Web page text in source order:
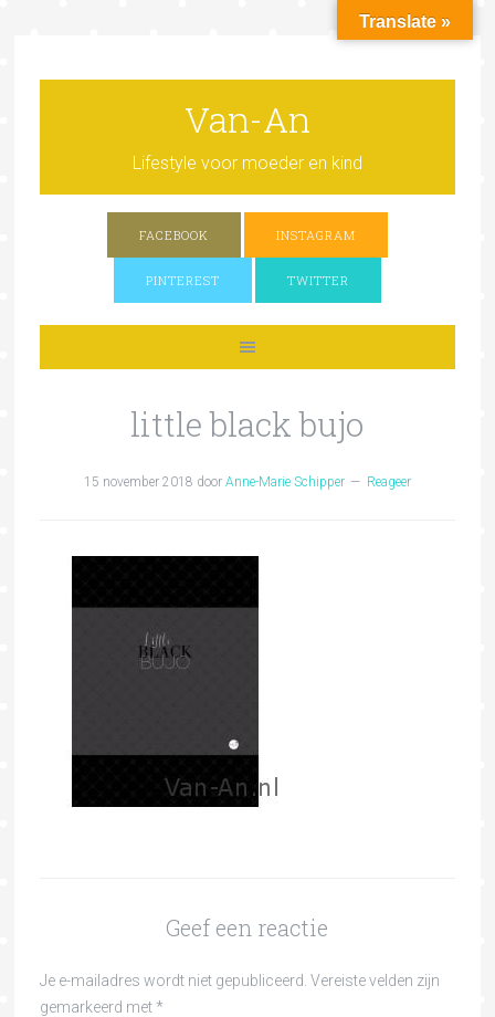
Van-An
Lifestyle voor moeder en kind
FACEBOOK INSTAGRAM
PINTEREST TWITTER
little black bujo
15 november 2018 door Anne-Marie Schipper Reageer
Geef een reactie
Je e-mailadres wordt niet gepubliceerd. Vereiste velden zijn
gemarkeerd met *
Translate »